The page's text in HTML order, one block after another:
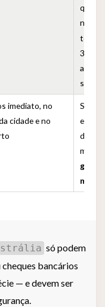
que
300;
após
imediato, no
cidade e no
Se o
só podem
bancários
— e devem ser